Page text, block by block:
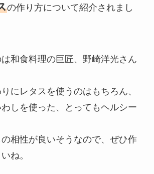
の作り方について紹介されまし
和食料理の巨匠、野崎洋光さん
にレタスを使うのはもちろん、
しを使った、とってもヘルシー
相性が良いそうなので、ぜひ作
ね。